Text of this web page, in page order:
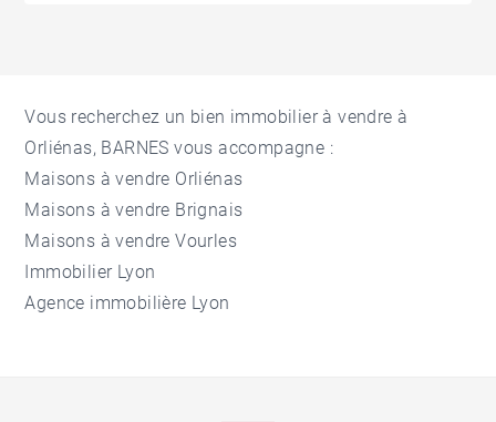
Vous recherchez un bien immobilier à vendre à
Orliénas, BARNES vous accompagne :
Maisons à vendre Orliénas
Maisons à vendre Brignais
Maisons à vendre Vourles
Immobilier Lyon
Agence immobilière Lyon